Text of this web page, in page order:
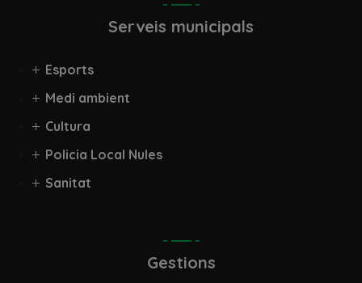
Serveis municipals
Esports
Medi ambient
Cultura
Policia Local Nules
Sanitat
Gestions